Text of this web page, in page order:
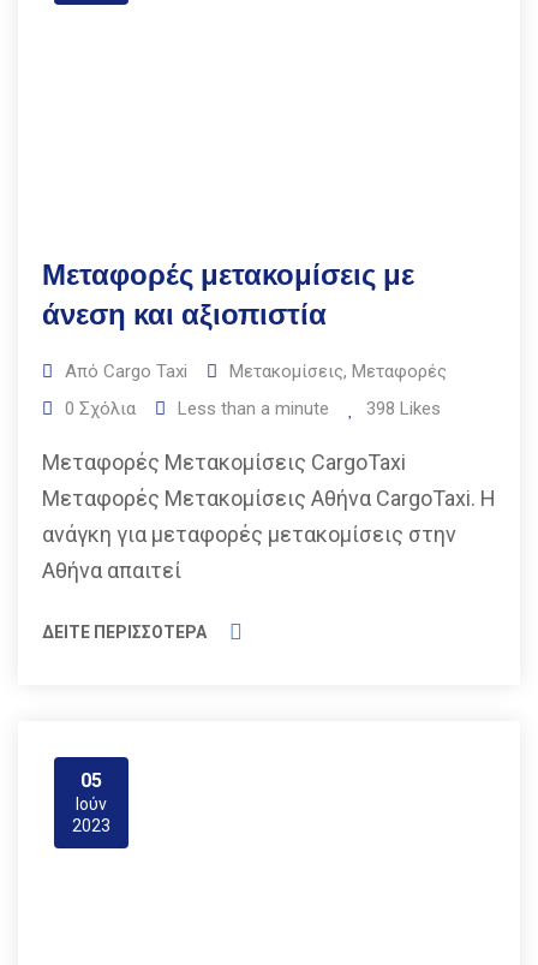
Μεταφορές μετακομίσεις με
άνεση και αξιοπιστία
Από Cargo Taxi Μετακομίσεις, Μεταφορές
0 Σχόλια Less than a minute 398 Likes
Μεταφορές Μετακομίσεις CargoTaxi
Μεταφορές Μετακομίσεις Αθήνα CargoTaxi. Η
ανάγκη για μεταφορές μετακομίσεις στην
Αθήνα απαιτεί
ΔΕΙΤΕ ΠΕΡΙΣΣΟΤΕΡΑ
05
Ιούν
2023